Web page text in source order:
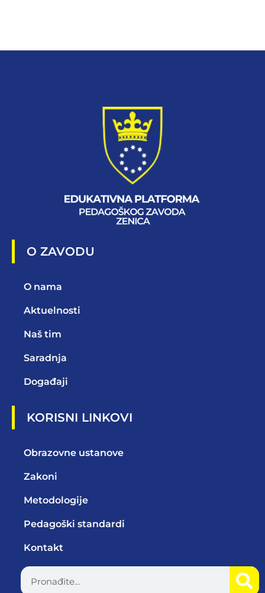
O ZAVODU
O nama
Aktuelnosti
Naš tim
Saradnja
Događaji
KORISNI LINKOVI
Obrazovne ustanove
Zakoni
Metodologije
Pedagoški standardi
Kontakt